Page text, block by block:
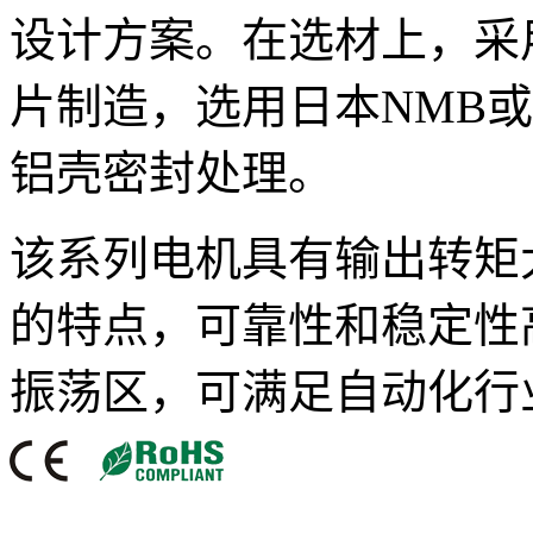
设计方案。在选材上，
片制造，选用日本NMB
铝壳密封处理。
该系列电机具有输出转
的特点，可靠性和稳定
振荡区，可满足自动化